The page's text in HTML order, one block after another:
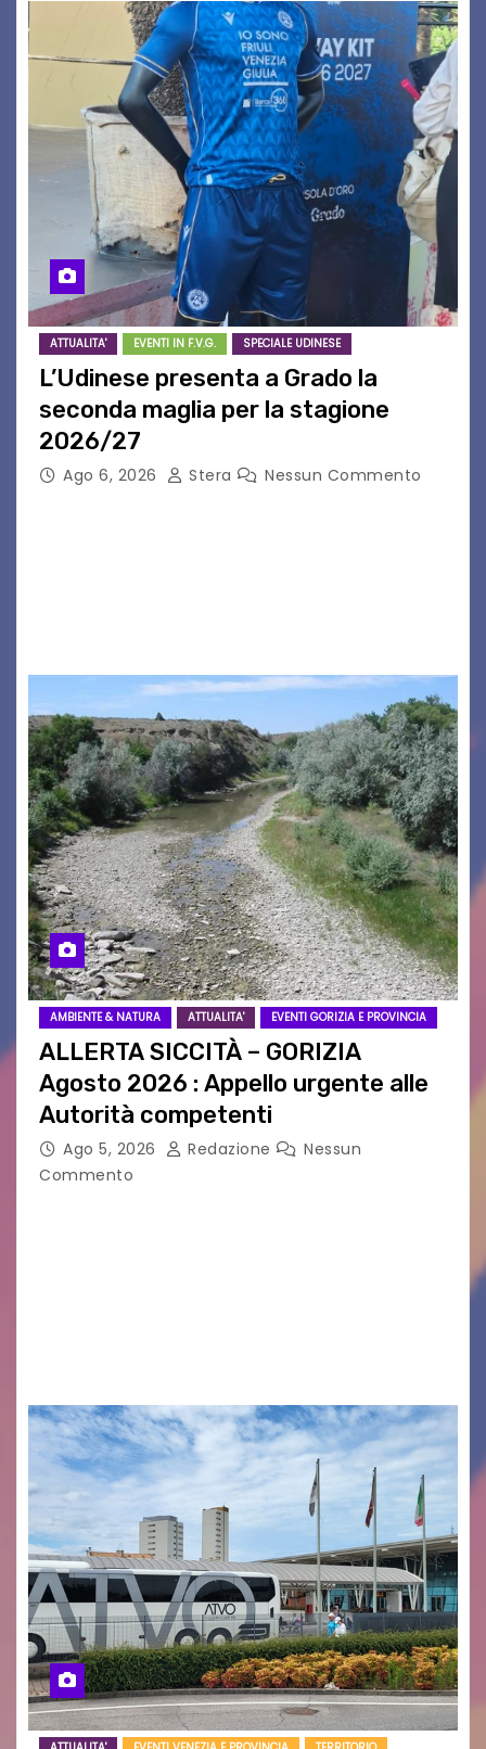
ATTUALITA' EVENTI IN F.V.G. SPECIALE UDINESE
L’Udinese presenta a Grado la
seconda maglia per la stagione
2026/27
Ago 6, 2026 Stera Nessun Commento
AMBIENTE & NATURA ATTUALITA' EVENTI GORIZIA E PROVINCIA
ALLERTA SICCITÀ – GORIZIA
Agosto 2026 : Appello urgente alle
Autorità competenti
Ago 5, 2026 Redazione
Nessun
Commento